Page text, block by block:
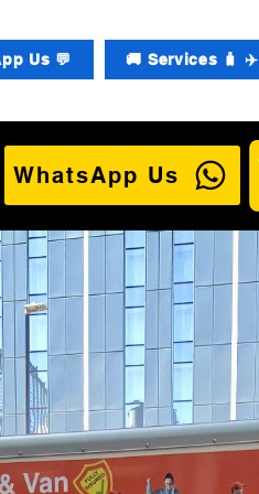
Us 💬 🚚 Services 🧳 ✈️
WhatsApp Us